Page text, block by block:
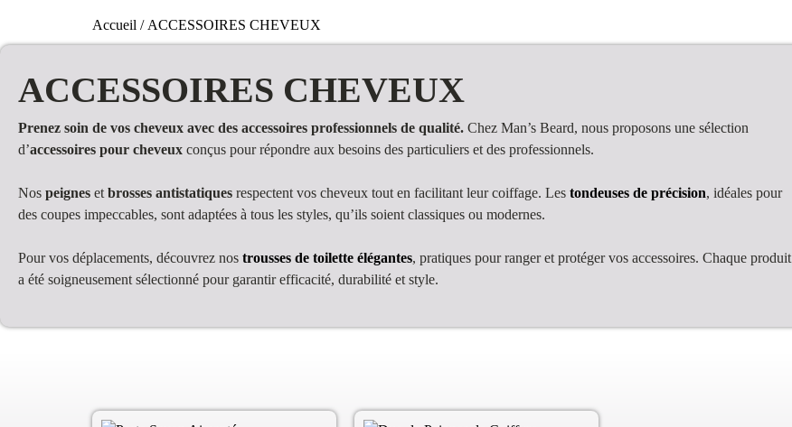
Accueil / ACCESSOIRES CHEVEUX
ACCESSOIRES CHEVEUX
Prenez soin de vos cheveux avec des accessoires professionnels de qualité. Chez Man’s Beard, nous proposons une sélection
d’accessoires pour cheveux conçus pour répondre aux besoins des particuliers et des professionnels.
Nos peignes et brosses antistatiques respectent vos cheveux tout en facilitant leur coiffage. Les tondeuses de précision, idéales pour
des coupes impeccables, sont adaptées à tous les styles, qu’ils soient classiques ou modernes.
Pour vos déplacements, découvrez nos trousses de toilette élégantes, pratiques pour ranger et protéger vos accessoires. Chaque produit
a été soigneusement sélectionné pour garantir efficacité, durabilité et style.